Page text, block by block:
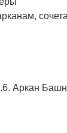
Аркан